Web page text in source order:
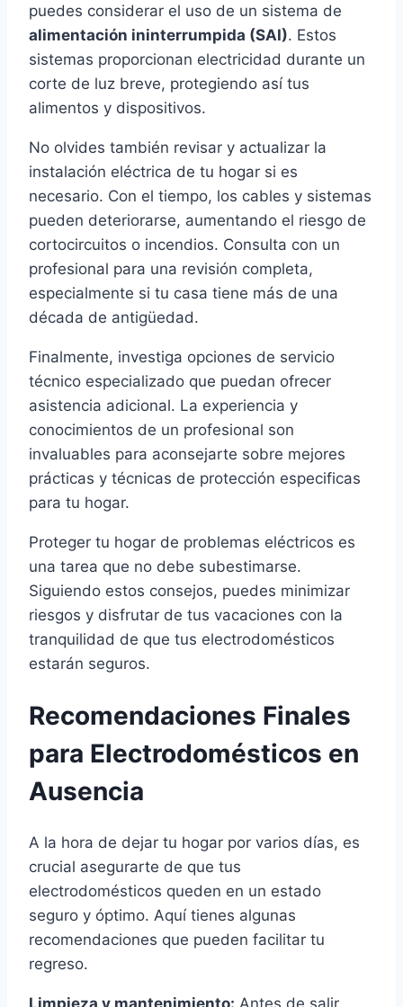
puedes considerar el uso de un sistema de
alimentación ininterrumpida (SAI). Estos
sistemas proporcionan electricidad durante un
corte de luz breve, protegiendo así tus
alimentos y dispositivos.
No olvides también revisar y actualizar la
instalación eléctrica de tu hogar si es
necesario. Con el tiempo, los cables y sistemas
pueden deteriorarse, aumentando el riesgo de
cortocircuitos o incendios. Consulta con un
profesional para una revisión completa,
especialmente si tu casa tiene más de una
década de antigüedad.
Finalmente, investiga opciones de servicio
técnico especializado que puedan ofrecer
asistencia adicional. La experiencia y
conocimientos de un profesional son
invaluables para aconsejarte sobre mejores
prácticas y técnicas de protección especificas
para tu hogar.
Proteger tu hogar de problemas eléctricos es
una tarea que no debe subestimarse.
Siguiendo estos consejos, puedes minimizar
riesgos y disfrutar de tus vacaciones con la
tranquilidad de que tus electrodomésticos
estarán seguros.
Recomendaciones Finales
para Electrodomésticos en
Ausencia
A la hora de dejar tu hogar por varios días, es
crucial asegurarte de que tus
electrodomésticos queden en un estado
seguro y óptimo. Aquí tienes algunas
recomendaciones que pueden facilitar tu
regreso.